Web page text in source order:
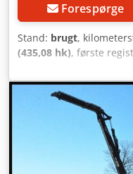
Forespørge
Stand: brugt,
(435,08 hk), første
samlet vægt:26.000 kg,
tilstand:60 procent
, næste syn
dagkabine,
Euro 5
,